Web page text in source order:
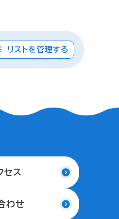
リストを管理する
セス
わせ